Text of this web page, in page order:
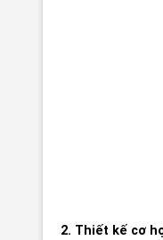
2. Thiết kế cơ